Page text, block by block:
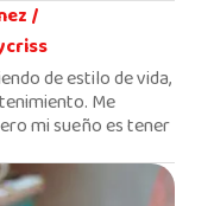
/
de estilo de vida,
Me
mi sueño es tener